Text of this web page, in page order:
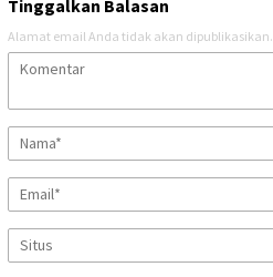
Tinggalkan Balasan
Alamat email Anda tidak akan dipublikasikan.